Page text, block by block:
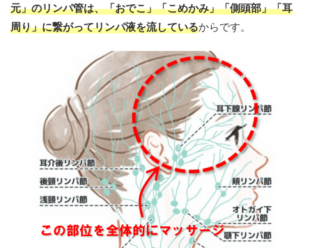
元」のリンパ管は、「おでこ」「こめかみ」「側頭部」「耳
周り」に繋がってリンパ液を流しているからです。